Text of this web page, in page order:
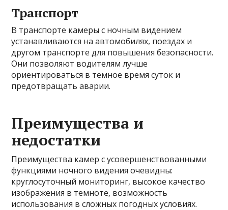
Транспорт
В транспорте камеры с ночным видением
устанавливаются на автомобилях, поездах и
другом транспорте для повышения безопасности.
Они позволяют водителям лучше
ориентироваться в темное время суток и
предотвращать аварии.
Преимущества и
недостатки
Преимущества камер с усовершенствованными
функциями ночного видения очевидны:
круглосуточный мониторинг, высокое качество
изображения в темноте, возможность
использования в сложных погодных условиях.